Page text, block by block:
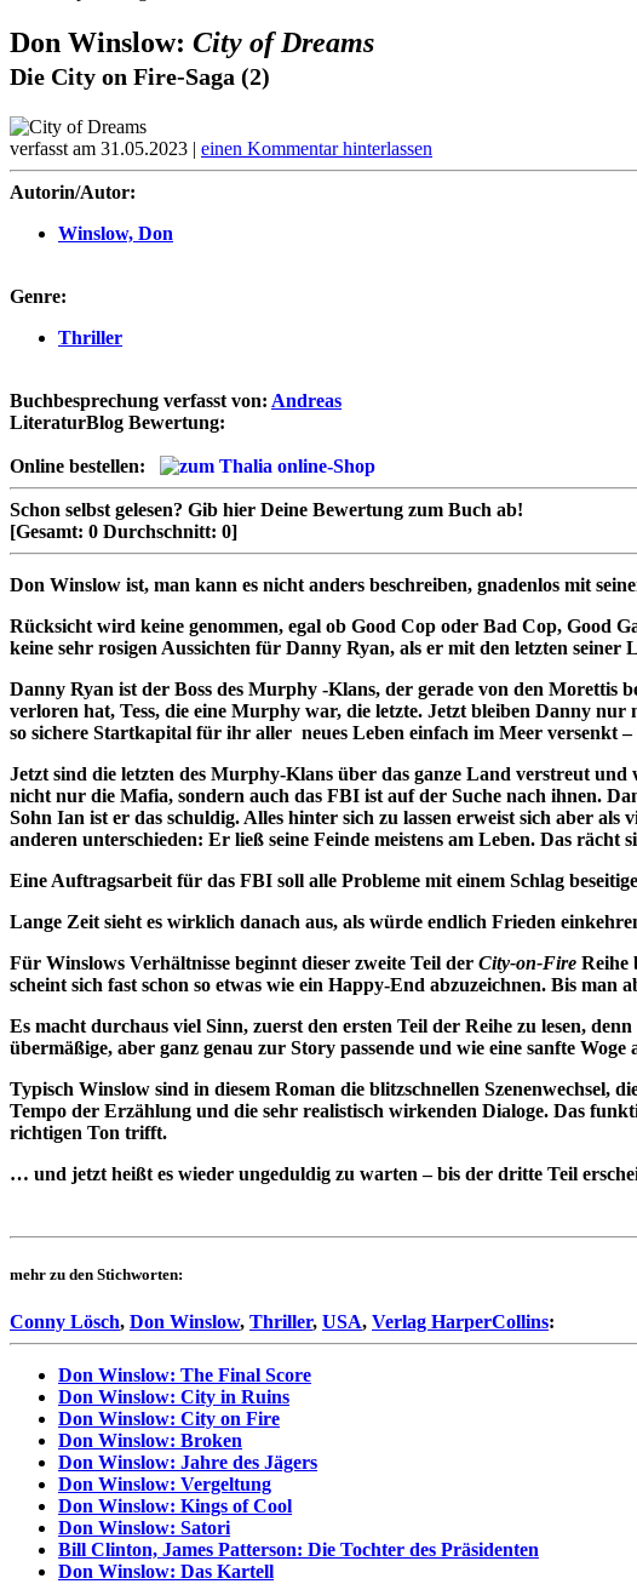
Don Winslow: City of Dreams
Die City on Fire-Saga (2)
verfasst am 31.05.2023 | einen Kommentar hinterlassen
Autorin/Autor:
Winslow, Don
Genre:
Thriller
Buchbesprechung verfasst von: Andreas
LiteraturBlog Bewertung:
Online bestellen:
Schon selbst gelesen? Gib hier Deine Bewertung zum Buch ab!
[Gesamt: 0 Durchschnitt: 0]
Don Winslow ist, man kann es nicht anders beschreiben, gnadenlos mit
Rücksicht wird keine genommen, egal ob Good Cop oder Bad Cop, Good
keine sehr rosigen Aussichten für Danny Ryan, als er mit den letzten
Danny Ryan ist der Boss des Murphy -Klans, der gerade von den Morettis
verloren hat, Tess, die eine Murphy war, die letzte. Jetzt bleiben Danny
so sichere Startkapital für ihr aller neues Leben einfach im Meer versenkt
Jetzt sind die letzten des Murphy-Klans über das ganze Land verstreut
nicht nur die Mafia, sondern auch das FBI ist auf der Suche nach ihnen.
Sohn Ian ist er das schuldig. Alles hinter sich zu lassen erweist sich aber
anderen unterschieden: Er ließ seine Feinde meistens am Leben. Das
Eine Auftragsarbeit für das FBI soll alle Probleme mit einem Schlag
Lange Zeit sieht es wirklich danach aus, als würde endlich Frieden
Für Winslows Verhältnisse beginnt dieser zweite Teil der City-on-Fire Reihe
scheint sich fast schon so etwas wie ein Happy-End abzuzeichnen. Bis
Es macht durchaus viel Sinn, zuerst den ersten Teil der Reihe zu lesen,
übermäßige, aber ganz genau zur Story passende und wie eine sanfte
Typisch Winslow sind in diesem Roman die blitzschnellen Szenenwechsel,
Tempo der Erzählung und die sehr realistisch wirkenden Dialoge. Das
richtigen Ton trifft.
… und jetzt heißt es wieder ungeduldig zu warten – bis der dritte Teil
mehr zu den Stichworten:
Conny Lösch, Don Winslow, Thriller, USA, Verlag HarperCollins:
Don Winslow: The Final Score
Don Winslow: City in Ruins
Don Winslow: City on Fire
Don Winslow: Broken
Don Winslow: Jahre des Jägers
Don Winslow: Vergeltung
Don Winslow: Kings of Cool
Don Winslow: Satori
Bill Clinton, James Patterson: Die Tochter des Präsidenten
Don Winslow: Das Kartell